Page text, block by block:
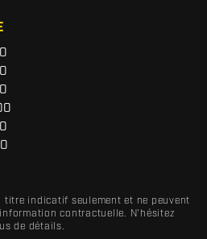
titre indicatif seulement et ne peuvent
contractuelle. N'hésitez
de détails.